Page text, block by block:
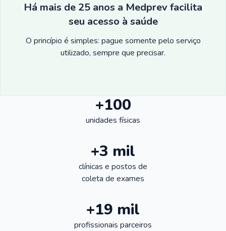
Há mais de 25 anos a Medprev facilita
seu acesso à saúde
O princípio é simples: pague somente pelo serviço
utilizado, sempre que precisar.
+100
unidades físicas
+3 mil
clínicas e postos de
coleta de exames
+19 mil
profissionais parceiros